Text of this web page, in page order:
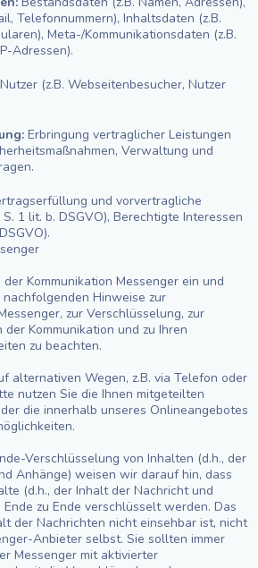
Telefonnummern), Inhaltsdaten (z.B.
Meta-/Kommunikationsdaten (z.B.
Adressen).
(z.B. Webseitenbesucher, Nutzer
Erbringung vertraglicher Leistungen
Verwaltung und
und vorvertragliche
1 lit. b. DSGVO), Berechtigte Interessen
Kommunikation Messenger ein und
Hinweise zur
zur Verschlüsselung, zur
Kommunikation und zu Ihren
zu beachten.
alternativen Wegen, z.B. via Telefon oder
nutzen Sie die Ihnen mitgeteilten
die innerhalb unseres Onlineangebotes
Verschlüsselung von Inhalten (d.h., der
Anhänge) weisen wir darauf hin, dass
(d.h., der Inhalt der Nachricht und
zu Ende verschlüsselt werden. Das
der Nachrichten nicht einsehbar ist, nicht
Anbieter selbst. Sie sollten immer
Messenger mit aktivierter